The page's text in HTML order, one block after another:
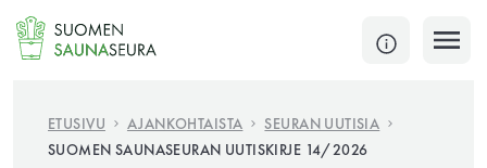
Siirry
sisältöön
SULJE
ETUSIVU AJANKOHTAISTA
SEURAN UUTISIA
SUOMEN SAUNASEURAN UUTISKIRJE 14/2026